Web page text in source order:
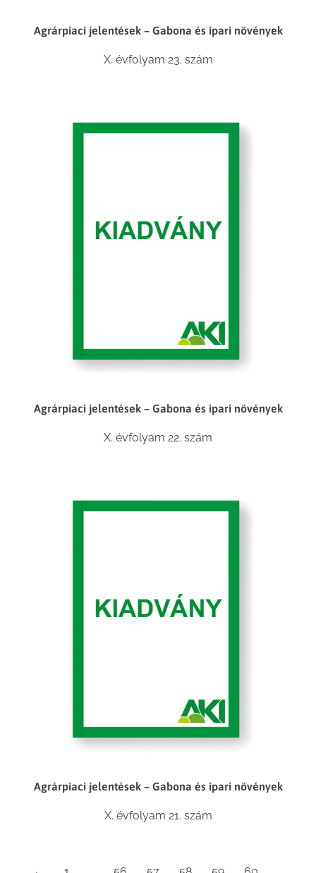
Agrárpiaci jelentések – Gabona és ipari növények
X. évfolyam 23. szám
Agrárpiaci jelentések – Gabona és ipari növények
X. évfolyam 22. szám
Agrárpiaci jelentések – Gabona és ipari növények
X. évfolyam 21. szám